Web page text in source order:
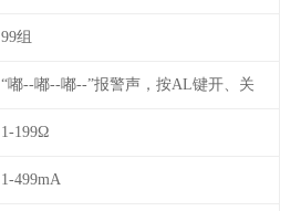
99组
“嘟--嘟--嘟--”报警声，按AL键开、关
1-199Ω
1-499mA